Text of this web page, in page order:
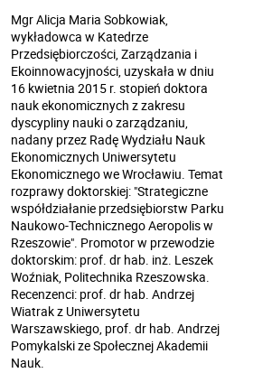
Mgr Alicja Maria Sobkowiak,
wykładowca w Katedrze
Przedsiębiorczości, Zarządzania i
Ekoinnowacyjności, uzyskała w dniu
16 kwietnia 2015 r. stopień doktora
nauk ekonomicznych z zakresu
dyscypliny nauki o zarządzaniu,
nadany przez Radę Wydziału Nauk
Ekonomicznych Uniwersytetu
Ekonomicznego we Wrocławiu. Temat
rozprawy doktorskiej: "Strategiczne
współdziałanie przedsiębiorstw Parku
Naukowo-Technicznego Aeropolis w
Rzeszowie". Promotor w przewodzie
doktorskim: prof. dr hab. inż. Leszek
Woźniak, Politechnika Rzeszowska.
Recenzenci: prof. dr hab. Andrzej
Wiatrak z Uniwersytetu
Warszawskiego, prof. dr hab. Andrzej
Pomykalski ze Społecznej Akademii
Nauk.